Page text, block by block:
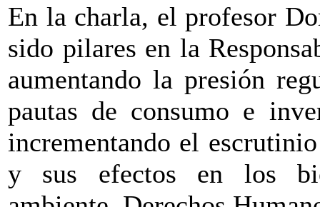
En la charla, el profesor
sido pilares en la
aumentando la presión
pautas de consumo e
incrementando el
y sus efectos en los